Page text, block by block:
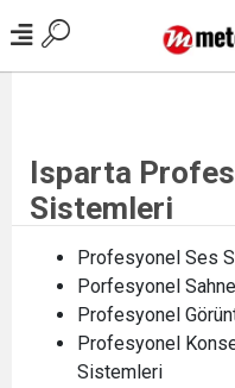
Isparta
Sistemleri
Profesyonel Ses
Porfesyonel
Profesyonel
Profesyonel
Sistemleri